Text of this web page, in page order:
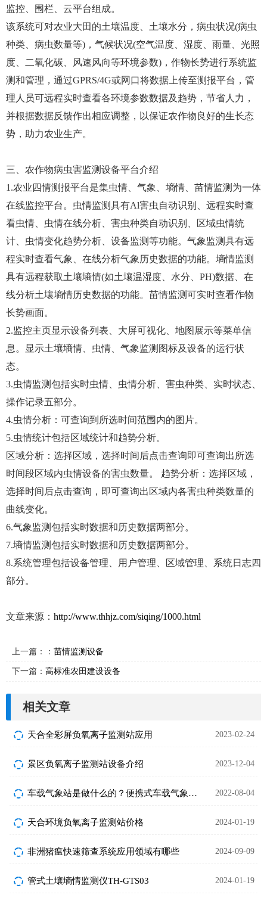
监控、围栏、云平台组成。
该系统可对农业大田的土壤温度、土壤水分，病虫状况(病虫
种类、病虫数量等)，气候状况(空气温度、湿度、雨量、光照
度、二氧化碳、风速风向等环境参数)，作物长势进行系统监
测和管理，通过GPRS/4G或网口将数据上传至测报平台，管
理人员可远程实时查看各环境参数数据及趋势，节省人力，
并根据数据反馈作出相应调整，以保证农作物良好的生长态
势，助力农业生产。
三、农作物病虫害监测设备平台介绍
1.农业四情测报平台是集虫情、气象、墒情、苗情监测为一体
在线监控平台。虫情监测具有Al害虫自动识别、远程实时查
看虫情、虫情在线分析、害虫种类自动识别、区域虫情统
计、虫情变化趋势分析、设备监测等功能。气象监测具有远
程实时查看气象、在线分析气象历史数据的功能。墒情监测
具有远程获取土壤墒情(如土壤温湿度、水分、PH)数据、在
线分析土壤墒情历史数据的功能。苗情监测可实时查看作物
长势画面。
2.监控主页显示设备列表、大屏可视化、地图展示等菜单信
息。显示土壤墒情、虫情、气象监测图标及设备的运行状
态。
3.虫情监测包括实时虫情、虫情分析、害虫种类、实时状态、
操作记录五部分。
4.虫情分析：可查询到所选时间范围内的图片。
5.虫情统计包括区域统计和趋势分析。
区域分析：选择区域，选择时间后点击查询即可查询出所选
时间段区域内虫情设备的害虫数量。 趋势分析：选择区域，
选择时间后点击查询，即可查询出区域内各害虫种类数量的
曲线变化。
6.气象监测包括实时数据和历史数据两部分。
7.墒情监测包括实时数据和历史数据两部分。
8.系统管理包括设备管理、用户管理、区域管理、系统日志四
部分。
文章来源： http://www.thhjz.com/siqing/1000.html
上一篇：： 苗情监测设备
下一篇： 高标准农田建设设备
相关文章
天合全彩屏负氧离子监测站应用 2023-02-24
景区负氧离子监测站设备介绍 2023-12-04
车载气象站是做什么的？便携式车载气象站产品推荐~ 2022-08-04
天合环境负氧离子监测站价格 2024-01-19
非洲猪瘟快速筛查系统应用领域有哪些 2024-09-09
管式土壤墒情监测仪TH-GTS03 2024-01-19